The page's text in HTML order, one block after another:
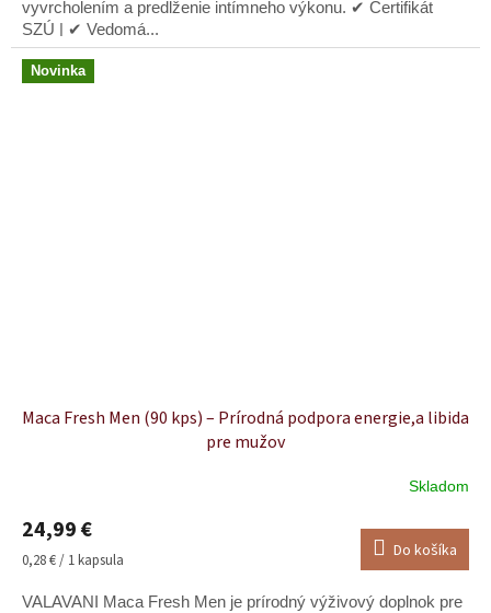
vyvrcholením a predĺženie intímneho výkonu. ✔ Certifikát
SZÚ | ✔ Vedomá...
Novinka
Maca Fresh Men (90 kps) – Prírodná podpora energie,a libida
pre mužov
produktu
je
4,9
z
Skladom
24,99 €
Jednotková
0,28 € / 1 kapsula Do košíka
VALAVANI Maca Fresh Men je prírodný výživový doplnok pre